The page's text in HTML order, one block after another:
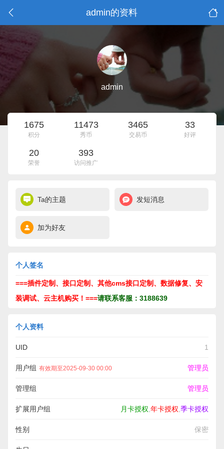
admin的资料
admin
1675
积分
11473
秀币
3465
交易币
33
好评
20
荣誉
393
访问推广
Ta的主题 发短消息
加为好友
个人签名
===插件定制、接口定制、其他cms接口定制、数据修复、安
装调试、云主机购买！===请联系客服：3188639
个人资料
UID 1
用户组 有效期至2025-09-30 00:00 管理员
管理组 管理员
扩展用户组 月卡授权 年卡授权 季卡授权
性别 保密